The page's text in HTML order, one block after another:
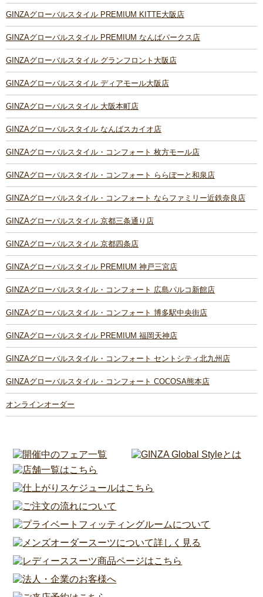
GINZAグローバルスタイル PREMIUM KITTE大阪店
GINZAグローバルスタイル PREMIUM なんばパークス店
GINZAグローバルスタイル グランフロント大阪店
GINZAグローバルスタイル ディアモール大阪店
GINZAグローバルスタイル 大阪本町店
GINZAグローバルスタイル なんばスカイオ店
GINZAグローバルスタイル・コンフォート 枚方モール店
GINZAグローバルスタイル・コンフォート ららぽーと和泉店
GINZAグローバルスタイル・コンフォート ならファミリー近鉄奈良店
GINZAグローバルスタイル 京都三条通り店
GINZAグローバルスタイル 京都四条店
GINZAグローバルスタイル PREMIUM 神戸三宮店
GINZAグローバルスタイル・コンフォート 広島パルコ新館店
GINZAグローバルスタイル・コンフォート 博多駅中央街店
GINZAグローバルスタイル PREMIUM 福岡天神店
GINZAグローバルスタイル・コンフォート セントシティ北九州店
GINZAグローバルスタイル・コンフォート COCOSA熊本店
オンラインオーダー